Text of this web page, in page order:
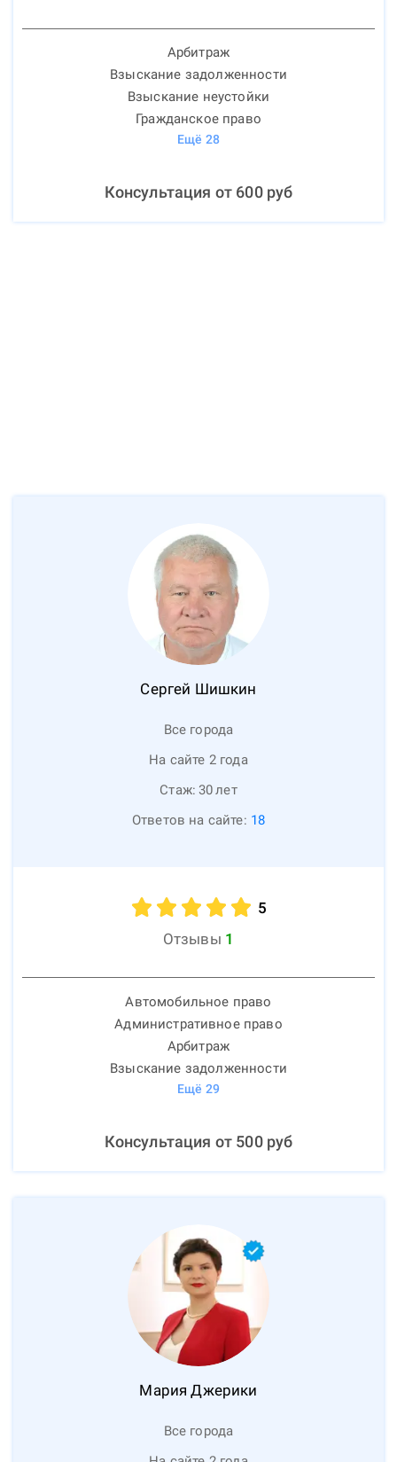
Арбитраж
Взыскание задолженности
Взыскание неустойки
Гражданское право
Ещё 28
Консультация от 600руб
Сергей Шишкин
Все города
На сайте 2 года
Стаж: 30лет
Ответов на сайте: 18
5
Отзывы 1
Автомобильное право
Административное право
Арбитраж
Взыскание задолженности
Ещё 29
Консультация от 500руб
Мария Джерики
Все города